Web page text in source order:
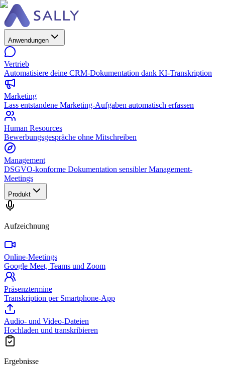
Anwendungen
Vertrieb
Automatisiere deine CRM-Dokumentation dank KI-Transkription
Marketing
Lass entstandene Marketing-Aufgaben automatisch erfassen
Human Resources
Bewerbungsgespräche ohne Mitschreiben
Management
DSGVO-konforme Dokumentation sensibler Management-
Meetings
Produkt
Aufzeichnung
Online-Meetings
Google Meet, Teams und Zoom
Präsenztermine
Transkription per Smartphone-App
Audio- und Video-Dateien
Hochladen und transkribieren
Ergebnisse